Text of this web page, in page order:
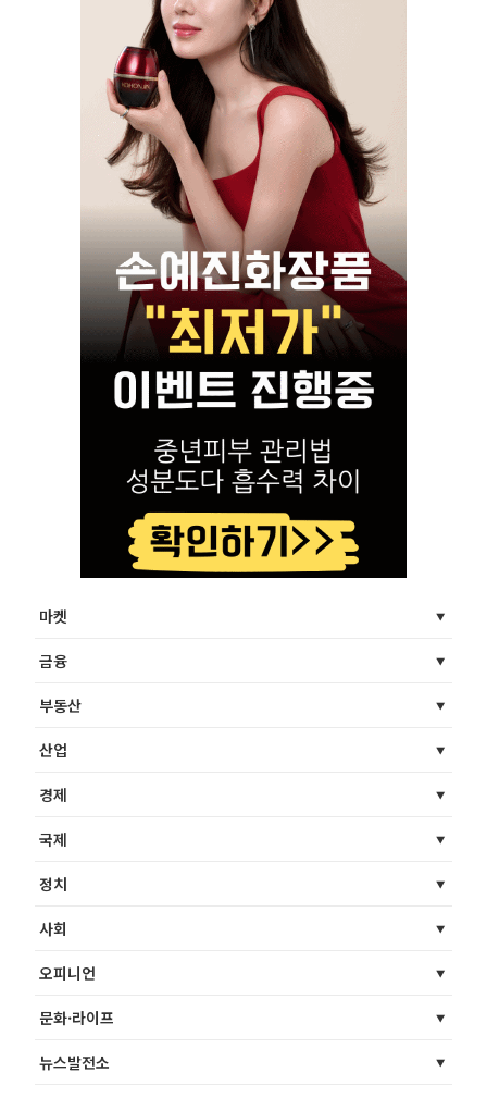
마켓
금융
부동산
산업
경제
국제
정치
사회
오피니언
문화·라이프
뉴스발전소